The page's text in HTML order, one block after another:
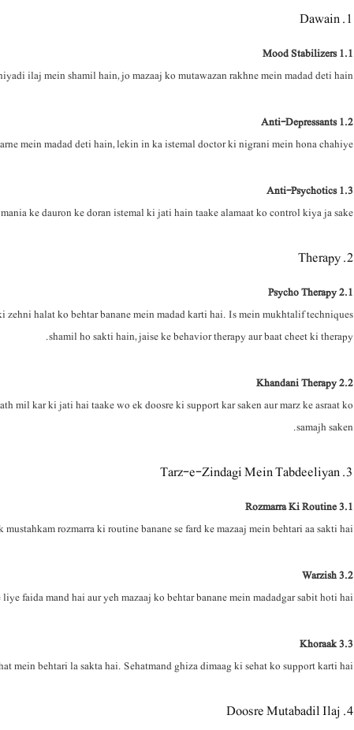
1. Dawain
1.1 Mood Stabilizers
ilaj mein shamil hain, jo mazaaj ko mutawazan rakhne mein madad deti hain.
1.2 Anti-Depressants
mein madad deti hain, lekin in ka istemal doctor ki nigrani mein hona chahiye.
1.3 Anti-Psychotics
ke dauron ke doran istemal ki jati hain taake alamaat ko control kiya ja sake.
2. Therapy
2.1 Psycho Therapy
zehni halat ko behtar banane mein madad karti hai. Is mein mukhtalif techniques
shamil ho sakti hain, jaise ke behavior therapy aur baat cheet ki therapy.
2.2 Khandani Therapy
mil kar ki jati hai taake wo ek doosre ki support kar saken aur marz ke asraat ko
samajh saken.
3. Tarz-e-Zindagi Mein Tabdeeliyan
3.1 Rozmarra Ki Routine
mustahkam rozmarra ki routine banane se fard ke mazaaj mein behtari aa sakti hai.
3.2 Warzish
faida mand hai aur yeh mazaaj ko behtar banane mein madadgar sabit hoti hai.
3.3 Khoraak
mein behtari la sakta hai. Sehatmand ghiza dimaag ki sehat ko support karti hai.
4. Doosre Mutabadil Ilaj